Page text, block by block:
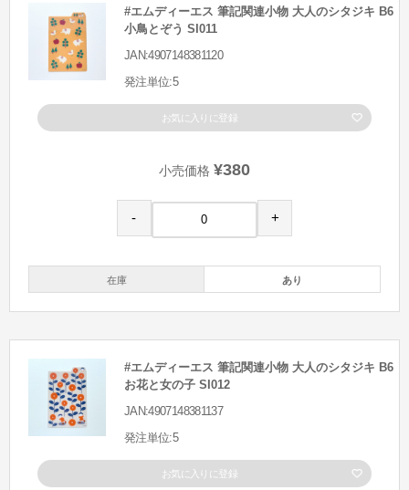
#エムディーエス 筆記関連小物 大人のシタジキ B6
小鳥とぞう SI011
JAN:4907148381120
発注単位:5
お気に入りに登録
小売価格 ¥380
- +
在庫 あり
#エムディーエス 筆記関連小物 大人のシタジキ B6
お花と女の子 SI012
JAN:4907148381137
発注単位:5
お気に入りに登録